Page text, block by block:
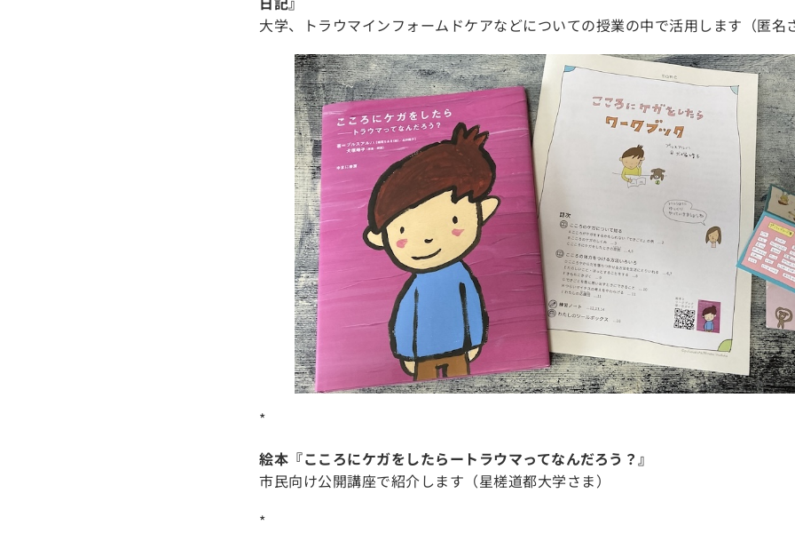
大学、トラウマインフォームドケアなどについての授業の中で活用します（匿名
*
絵本『こころにケガをしたらートラウマってなんだろう？』
市民向け公開講座で紹介します（星槎道都大学さま）
*